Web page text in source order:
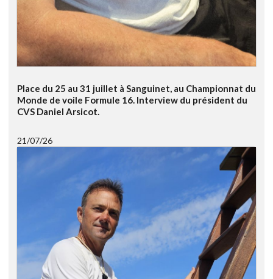
Place du 25 au 31 juillet à Sanguinet, au Championnat du
Monde de voile Formule 16. Interview du président du
CVS Daniel Arsicot.
21/07/26